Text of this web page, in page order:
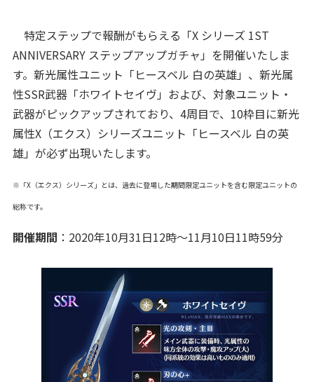
特定ステップで報酬がもらえる「X シリーズ 1ST
ANNIVERSARY ステップアップガチャ」を開催いたしま
す。新光属性ユニット「ヒースベル 白の英雄」、新光属
性SSR武器「ホワイトセイヴ」および、対象ユニット・
武器がピックアップされており、4周目で、10枠目に新光
属性X（エクス）シリーズユニット「ヒースベル 白の英
雄」が必ず出現いたします。
※「X（エクス）シリーズ」とは、過去に登場した期間限定ユニットを含む限定ユニットの
総称です。
開催期間 ：2020年10月31日12時～11月10日11時59分